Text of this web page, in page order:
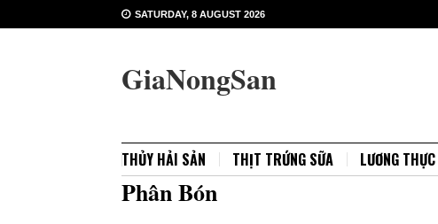
SATURDAY, 8 AUGUST 2026
GiaNongSan
THỦY HẢI SẢN THỊT TRỨNG SỮA LƯƠNG THỰC
Phân Bón